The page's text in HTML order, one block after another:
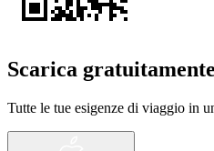
Scarica
Tutte le tue esigenze di viaggio in